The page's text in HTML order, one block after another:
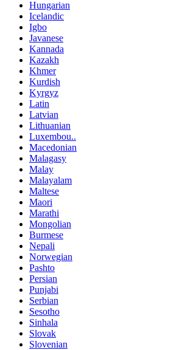
Hungarian
Icelandic
Igbo
Javanese
Kannada
Kazakh
Khmer
Kurdish
Kyrgyz
Latin
Latvian
Lithuanian
Luxembou..
Macedonian
Malagasy
Malay
Malayalam
Maltese
Maori
Marathi
Mongolian
Burmese
Nepali
Norwegian
Pashto
Persian
Punjabi
Serbian
Sesotho
Sinhala
Slovak
Slovenian